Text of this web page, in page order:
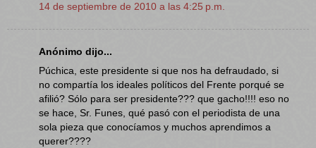
14 de septiembre de 2010 a las 4:25 p.m.
Anónimo dijo...
Púchica, este presidente si que nos ha defraudado, si
no compartía los ideales políticos del Frente porqué se
afilió? Sólo para ser presidente??? que gacho!!!! eso no
se hace, Sr. Funes, qué pasó con el periodista de una
sola pieza que conocíamos y muchos aprendimos a
querer????